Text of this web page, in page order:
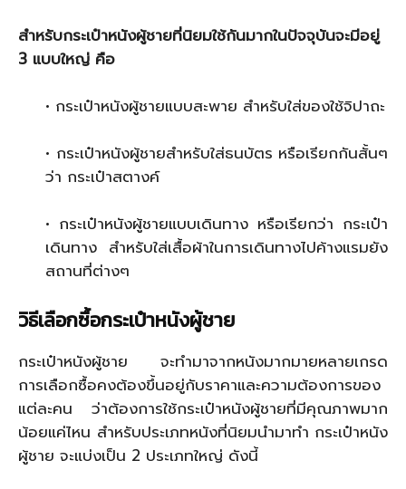
สำหรับกระเป๋าหนังผู้ชายที่นิยมใช้กันมากในปัจจุบันจะมีอยู่
3 แบบใหญ่ คือ
• กระเป๋าหนังผู้ชายแบบสะพาย สำหรับใส่ของใช้จิปาถะ
• กระเป๋าหนังผู้ชายสำหรับใส่ธนบัตร หรือเรียกกันสั้นๆ
ว่า กระเป๋าสตางค์
• กระเป๋าหนังผู้ชายแบบเดินทาง หรือเรียกว่า กระเป๋า
เดินทาง สำหรับใส่เสื้อผ้าในการเดินทางไปค้างแรมยัง
สถานที่ต่างๆ
วิธีเลือกซื้อกระเป๋าหนังผู้ชาย
กระเป๋าหนังผู้ชาย จะทำมาจากหนังมากมายหลายเกรด
การเลือกซื้อคงต้องขึ้นอยู่กับราคาและความต้องการของ
แต่ละคน ว่าต้องการใช้กระเป๋าหนังผู้ชายที่มีคุณภาพมาก
น้อยแค่ไหน สำหรับประเภทหนังที่นิยมนำมาทำ กระเป๋าหนัง
ผู้ชาย จะแบ่งเป็น 2 ประเภทใหญ่ ดังนี้